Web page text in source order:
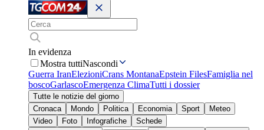
In evidenza
Mostra tuttiNascondi
Guerra IranElezioniCrans MontanaEpstein FilesFamiglia nel
boscoGarlascoEmergenza ClimaTutti i dossier
Tutte le notizie del giorno
Cronaca
Mondo Politica Economia Sport
Meteo
Video
Foto Infografiche
Schede